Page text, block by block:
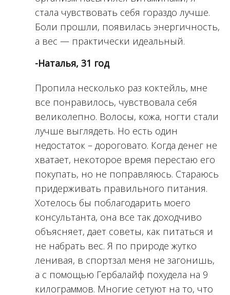
стала чувствовать себя гораздо лучше.
Боли прошли, появилась энергичность,
а вес — практически идеальный.
-Наталья, 31 год
Пропила несколько раз коктейль, мне
все понравилось, чувствовала себя
великолепно. Волосы, кожа, ногти стали
лучше выглядеть. Но есть один
недостаток – дороговато. Когда денег не
хватает, некоторое время перестаю его
покупать, но не поправляюсь. Стараюсь
придерживать правильного питания.
Хотелось бы поблагодарить моего
консультанта, она все так доходчиво
объясняет, дает советы, как питаться и
не набрать вес. Я по природе жутко
ленивая, в спортзал меня не загонишь,
а с помощью Гербалайф похудела на 9
килограммов. Многие сетуют на то, что